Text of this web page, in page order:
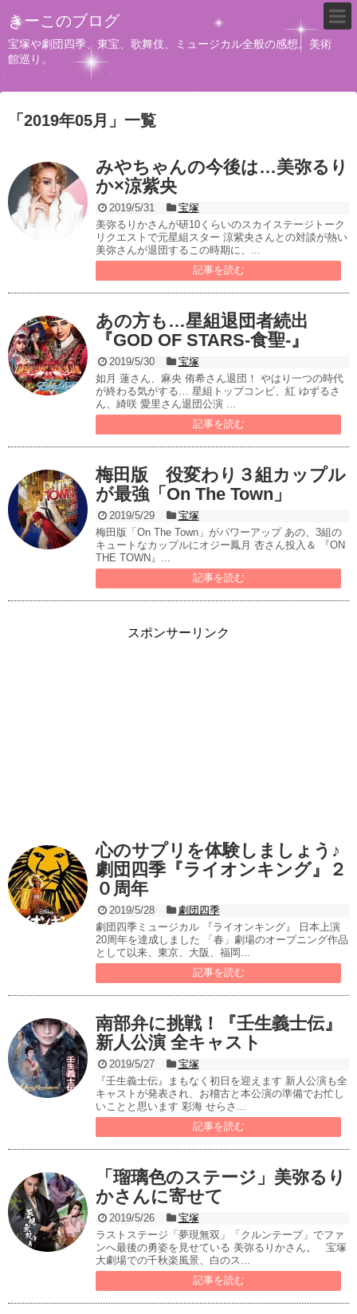
きーこのブログ
宝塚や劇団四季、東宝、歌舞伎、ミュージカル全般の感想。美術
館巡り。
「 2019年05月 」 一覧
みやちゃんの今後は…美弥るり
か×涼紫央
2019/5/31
宝塚
美弥るりかさんが研10くらいのスカイステージトーク
リクエストで元星組スター 涼紫央さんとの対談が熱い
美弥さんが退団するこの時期に、...
記事を読む
あの方も…星組退団者続出
『GOD OF STARS-食聖-』
2019/5/30
宝塚
如月 蓮さん、麻央 侑希さん退団！ やはり一つの時代
が終わる気がする… 星組トップコンビ、紅 ゆずるさ
ん、綺咲 愛里さん退団公演 ...
記事を読む
梅田版 役変わり３組カップル
が最強「On The Town」
2019/5/29
宝塚
梅田版「On The Town」がパワーアップ あの、3組の
キュートなカップルにオジー鳳月 杏さん投入＆ 『ON
THE TOWN』...
記事を読む
スポンサーリンク
心のサプリを体験しましょう♪
劇団四季『ライオンキング』２
０周年
2019/5/28
劇団四季
劇団四季ミュージカル 『ライオンキング』 日本上演
20周年を達成しました 「春」劇場のオープニング作品
として以来、東京、大阪、福岡...
記事を読む
南部弁に挑戦！『壬生義士伝』
新人公演 全キャスト
2019/5/27
宝塚
『壬生義士伝』まもなく初日を迎えます 新人公演も全
キャストが発表され、お稽古と本公演の準備でお忙し
いことと思います 彩海 せらさ...
記事を読む
「瑠璃色のステージ」美弥るり
かさんに寄せて
2019/5/26
宝塚
ラストステージ「夢現無双」「クルンテープ」でファ
ンへ最後の勇姿を見せている 美弥るりかさん。 宝塚
大劇場での千秋楽風景、白のス...
記事を読む